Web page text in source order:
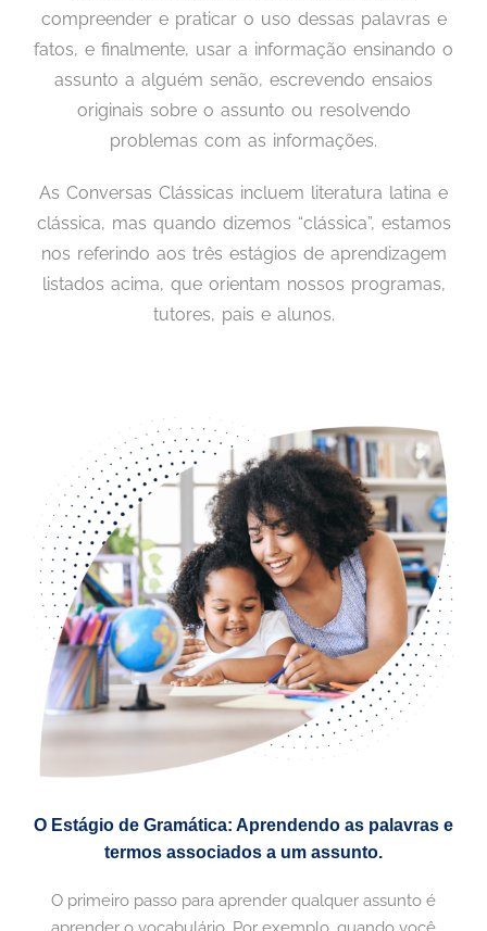
compreender e praticar o uso dessas palavras e
fatos, e finalmente, usar a informação ensinando o
assunto a alguém senão, escrevendo ensaios
originais sobre o assunto ou resolvendo
problemas com as informações.
As Conversas Clássicas incluem literatura latina e
clássica, mas quando dizemos “clássica”, estamos
nos referindo aos três estágios de aprendizagem
listados acima, que orientam nossos programas,
tutores, pais e alunos.
O Estágio de Gramática: Aprendendo as palavras e
termos associados a um assunto.
O primeiro passo para aprender qualquer assunto é